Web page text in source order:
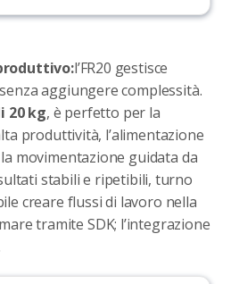
l’FR20 gestisce
aggiungere complessità.
20 kg, è perfetto per la
produttività, l’alimentazione
la movimentazione guidata da
stabili e ripetibili, turno
creare flussi di lavoro nella
tramite SDK; l’integrazione